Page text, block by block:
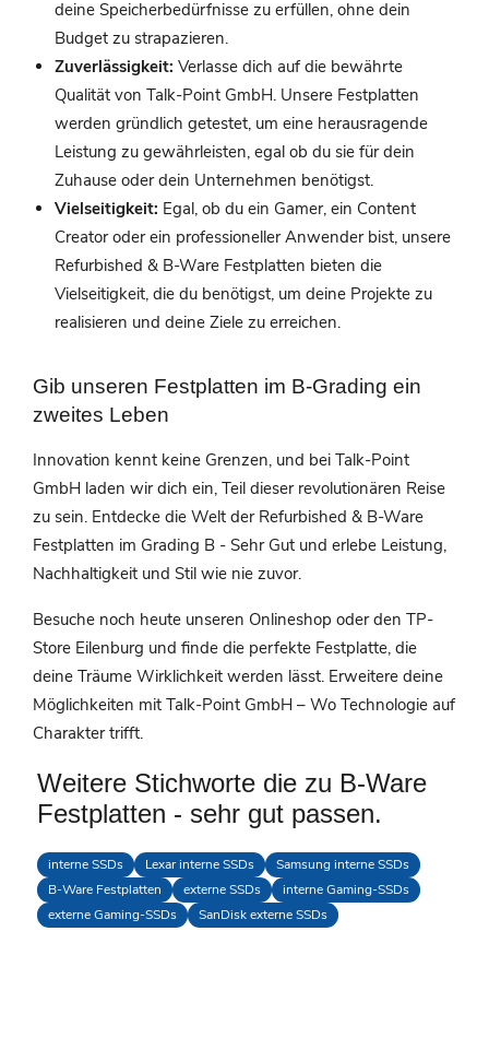
deine Speicherbedürfnisse zu erfüllen, ohne dein
Budget zu strapazieren.
Zuverlässigkeit: Verlasse dich auf die bewährte
Qualität von Talk-Point GmbH. Unsere Festplatten
werden gründlich getestet, um eine herausragende
Leistung zu gewährleisten, egal ob du sie für dein
Zuhause oder dein Unternehmen benötigst.
Vielseitigkeit: Egal, ob du ein Gamer, ein Content
Creator oder ein professioneller Anwender bist, unsere
Refurbished & B-Ware Festplatten bieten die
Vielseitigkeit, die du benötigst, um deine Projekte zu
realisieren und deine Ziele zu erreichen.
Gib unseren Festplatten im B-Grading ein
zweites Leben
Innovation kennt keine Grenzen, und bei Talk-Point
GmbH laden wir dich ein, Teil dieser revolutionären Reise
zu sein. Entdecke die Welt der Refurbished & B-Ware
Festplatten im Grading B - Sehr Gut und erlebe Leistung,
Nachhaltigkeit und Stil wie nie zuvor.
Besuche noch heute unseren Onlineshop oder den TP-
Store Eilenburg und finde die perfekte Festplatte, die
deine Träume Wirklichkeit werden lässt. Erweitere deine
Möglichkeiten mit Talk-Point GmbH – Wo Technologie auf
Charakter trifft.
Weitere Stichworte die zu B-Ware
Festplatten - sehr gut passen.
interne SSDs Lexar interne SSDs
Samsung interne SSDs
B-Ware Festplatten
externe SSDs
interne Gaming-SSDs
externe Gaming-SSDs
SanDisk externe SSDs